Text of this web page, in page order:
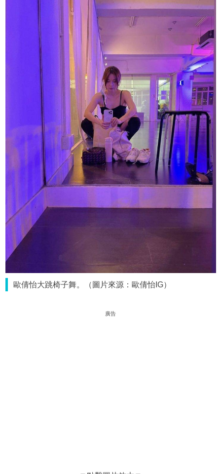
歐倩怡大跳椅子舞。（圖片來源：歐倩怡IG）
廣告